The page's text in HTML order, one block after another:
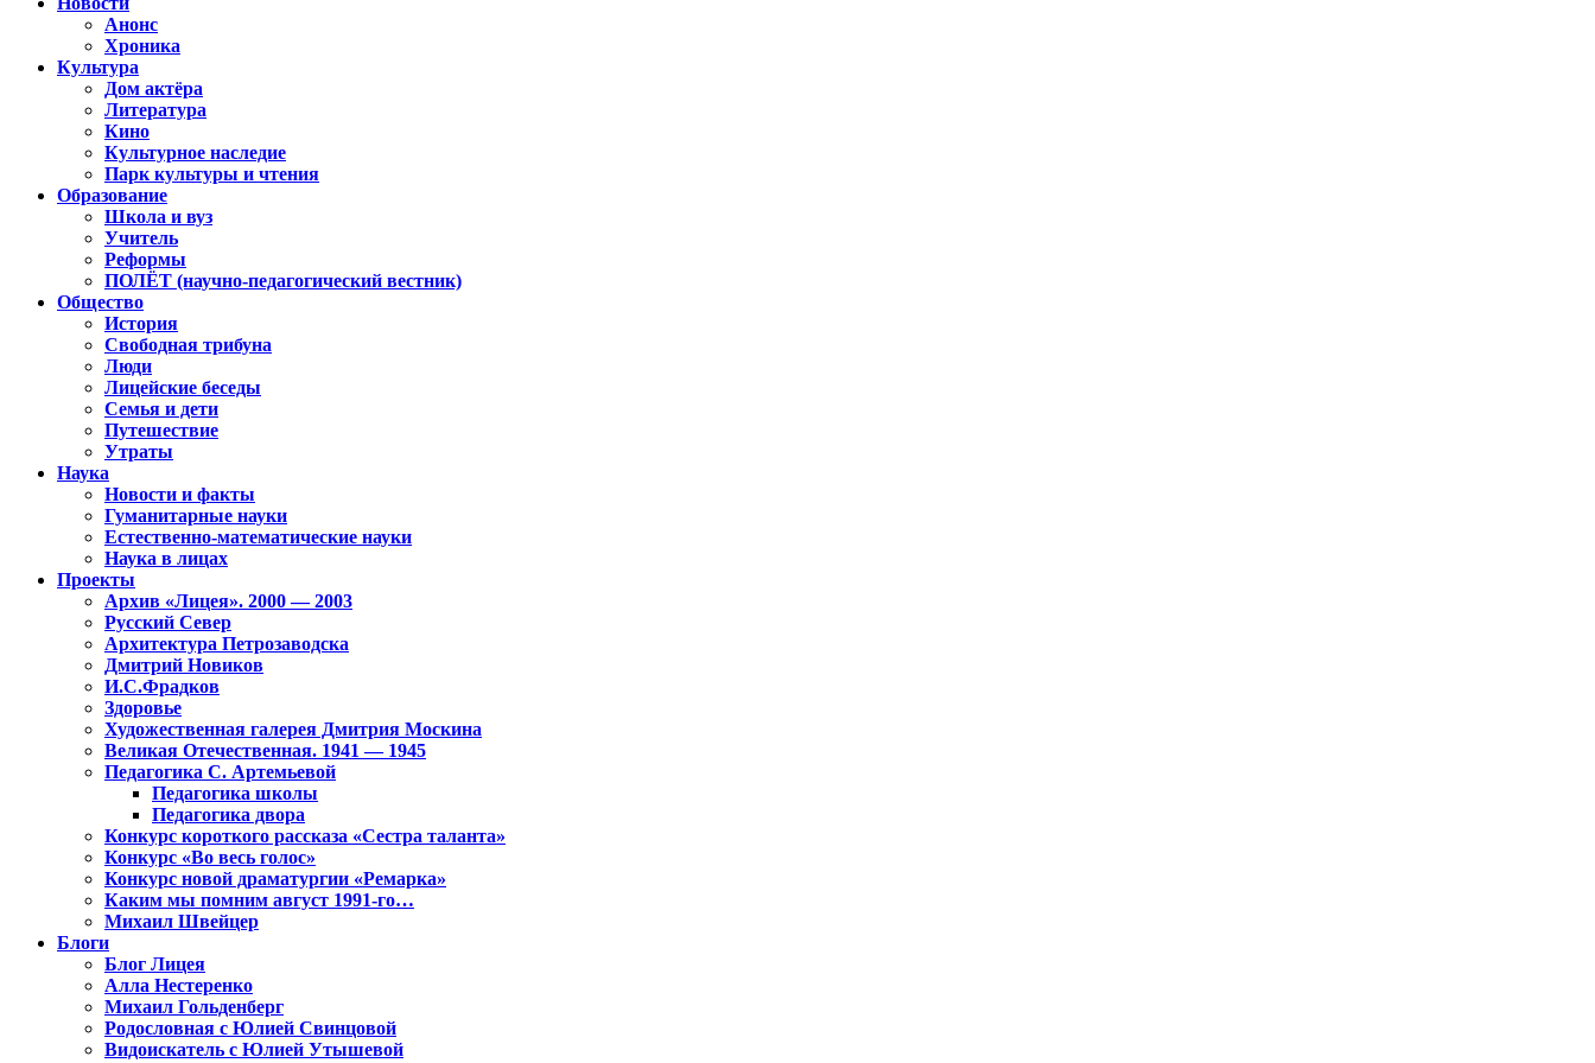
Анонс
Хроника
Культура
Дом актёра
Литература
Кино
Культурное наследие
Парк культуры и чтения
Образование
Школа и вуз
Учитель
Реформы
ПОЛЁТ (научно-педагогический вестник)
Общество
История
Свободная трибуна
Люди
Лицейские беседы
Семья и дети
Путешествие
Утраты
Наука
Новости и факты
Гуманитарные науки
Естественно-математические науки
Наука в лицах
Проекты
Архив «Лицея». 2000 — 2003
Русский Север
Архитектура Петрозаводска
Дмитрий Новиков
И.С.Фрадков
Здоровье
Художественная галерея Дмитрия Москина
Великая Отечественная. 1941 — 1945
Педагогика С. Артемьевой
Педагогика школы
Педагогика двора
Конкурс короткого рассказа «Сестра таланта»
Конкурс «Во весь голос»
Конкурс новой драматургии «Ремарка»
Каким мы помним август 1991-го…
Михаил Швейцер
Блоги
Блог Лицея
Алла Нестеренко
Михаил Гольденберг
Родословная с Юлией Свинцовой
Видоискатель с Юлией Утышевой